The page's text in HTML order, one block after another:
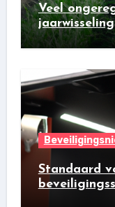
Veel
jaarwisseling
Standaard